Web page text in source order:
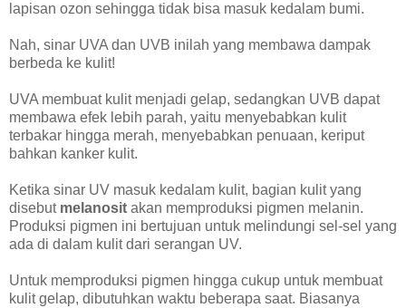
lapisan ozon sehingga tidak bisa masuk kedalam bumi.
Nah, sinar UVA dan UVB inilah yang membawa dampak
berbeda ke kulit!
UVA membuat kulit menjadi gelap, sedangkan UVB dapat
membawa efek lebih parah, yaitu menyebabkan kulit
terbakar hingga merah, menyebabkan penuaan, keriput
bahkan kanker kulit.
Ketika sinar UV masuk kedalam kulit, bagian kulit yang
disebut melanosit akan memproduksi pigmen melanin.
Produksi pigmen ini bertujuan untuk melindungi sel-sel yang
ada di dalam kulit dari serangan UV.
Untuk memproduksi pigmen hingga cukup untuk membuat
kulit gelap, dibutuhkan waktu beberapa saat. Biasanya